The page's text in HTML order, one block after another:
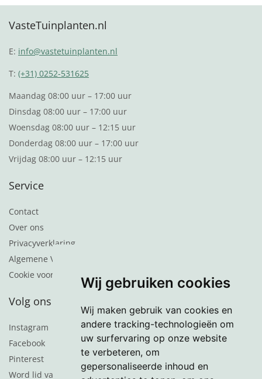
Wij gebruiken cookies
Wij maken gebruik van cookies en
andere tracking-technologieën om
uw surfervaring op onze website
te verbeteren, om
gepersonaliseerde inhoud en
VasteTuinplanten.nl
E: info@vastetuinplanten.nl
T:(+31) 0252-531625
Maandag 08:00 uur – 17:00 uur
Dinsdag 08:00 uur – 17:00 uur
Woensdag 08:00 uur – 12:15 uur
Donderdag 08:00 uur – 17:00 uur
Vrijdag 08:00 uur – 12:15 uur
Service
Contact
Over ons
Privacyverklaring
Algemene Voorwaarden
Cookie voorkeuren
Volg ons
Instagram
Facebook
Pinterest
Word lid van de nieuwsbrief